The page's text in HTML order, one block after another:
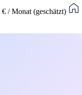
/ Monat (geschätzt)